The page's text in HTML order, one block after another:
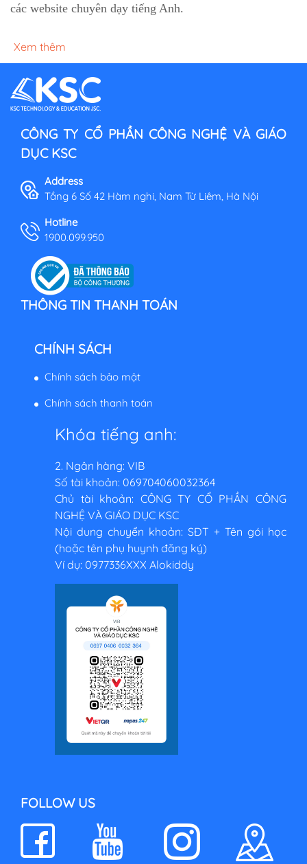
các website chuyên dạy tiếng Anh.
Xem thêm
CÔNG TY CỔ PHẦN CÔNG NGHỆ VÀ GIÁO
DỤC KSC
Address
Tầng 6 Số 42 Hàm nghi, Nam Từ Liêm, Hà Nội
Hotline
1900.099.950
THÔNG TIN THANH TOÁN
CHÍNH SÁCH
Chính sách bảo mật
Chính sách thanh toán
Khóa tiếng anh:
2. Ngân hàng: VIB
Số tài khoản: 069704060032364
Chủ tài khoản: CÔNG TY CỔ PHẦN CÔNG
NGHỆ VÀ GIÁO DỤC KSC
Nội dung chuyển khoản: SĐT + Tên gói học
(hoặc tên phụ huynh đăng ký)
Ví dụ: 0977336XXX Alokiddy
FOLLOW US